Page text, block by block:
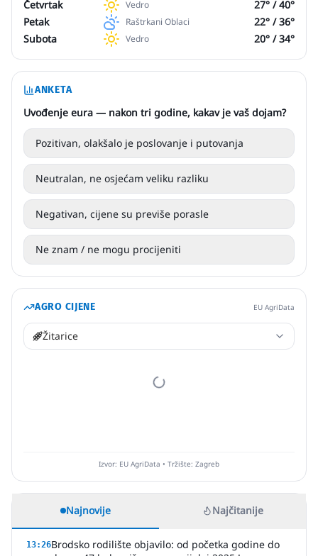
Četvrtak Vedro 27° /40°
Petak
Raštrkani Oblaci 22° /36°
Subota
Vedro 20° /34°
ANKETA
Uvođenje eura — nakon tri godine, kakav je vaš dojam?
Pozitivan, olakšalo je poslovanje i putovanja
Neutralan, ne osjećam veliku razliku
Negativan, cijene su previše porasle
Ne znam / ne mogu procijeniti
AGRO CIJENE EU AgriData
Žitarice
Izvor: EU AgriData • Tržište: Zagreb
Najnovije Najčitanije
13:26Brodsko rodilište objavilo: od početka godine do